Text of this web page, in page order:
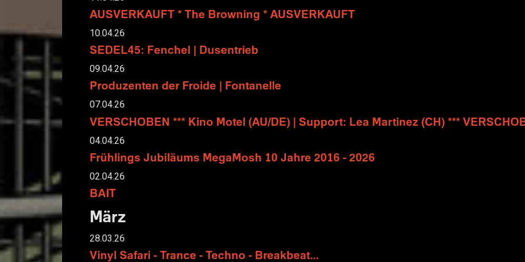
AUSVERKAUFT * The Browning * AUSVERKAUFT
10.04.26
SEDEL45: Fenchel | Dusentrieb
09.04.26
Produzenten der Froide | Fontanelle
07.04.26
VERSCHOBEN *** Kino Motel (AU/DE) | Support: Lea Martinez (CH) ***
04.04.26
Frühlings Jubiläums MegaMosh 10 Jahre 2016 - 2026
02.04.26
BAIT
März
28.03.26
Vinyl Safari - Trance - Techno - Breakbeat...